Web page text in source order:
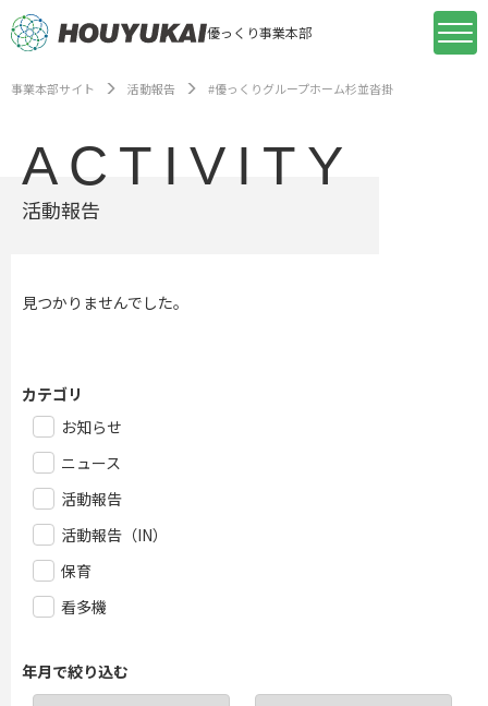
優っくり事業本部
事業本部サイト 活動報告 #優っくりグループホーム杉並沓掛
ACTIVITY
活動報告
見つかりませんでした。
カテゴリ
お知らせ
ニュース
活動報告
活動報告（IN）
保育
看多機
年月で絞り込む